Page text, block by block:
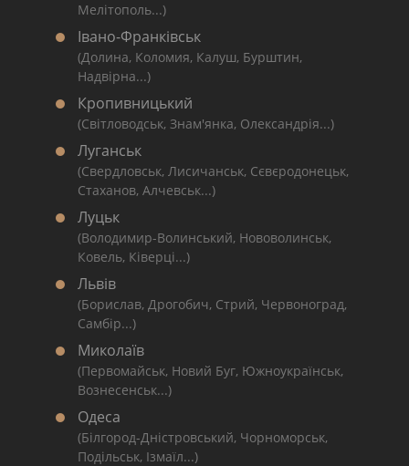
Мелітополь...)
Івано-Франківськ
(Долина, Коломия, Калуш, Бурштин,
Надвірна...)
Кропивницький
(Світловодськ, Знам'янка, Олександрія...)
Луганськ
(Свердловськ, Лисичанськ, Сєвєродонецьк,
Стаханов, Алчевськ...)
Луцьк
(Володимир-Волинський, Нововолинськ,
Ковель, Ківерці...)
Львів
(Борислав, Дрогобич, Стрий, Червоноград,
Самбір...)
Миколаїв
(Первомайськ, Новий Буг, Южноукраїнськ,
Вознесенськ...)
Одеса
(Білгород-Дністровський, Чорноморськ,
Подільськ, Ізмаїл...)